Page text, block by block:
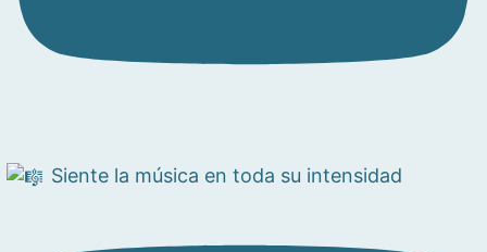
Siente la música en toda su intensidad